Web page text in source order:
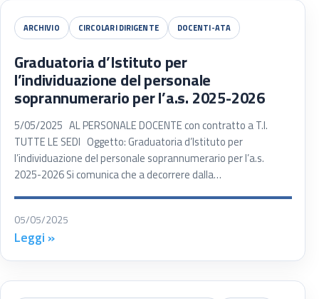
ARCHIVIO CIRCOLARI DIRIGENTE DOCENTI-ATA
Graduatoria d’Istituto per
l’individuazione del personale
soprannumerario per l’a.s. 2025-2026
5/05/2025 AL PERSONALE DOCENTE con contratto a T.I.
TUTTE LE SEDI Oggetto: Graduatoria d’Istituto per
l’individuazione del personale soprannumerario per l’a.s.
2025-2026 Si comunica che a decorrere dalla…
05/05/2025
Leggi »